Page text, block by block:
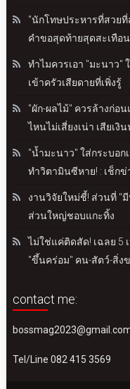
"นักโทษประหารที่สวยที่
คำขอสุดท้ายสุดสะเทือน
ทำไมควรเอา "มะนาว"
เข้าครัวเสียดายที่เพิ่งรู้
"ผัก-ผลไม้" ควรล้างก่อ
ไหนไม่เสี่ยงเน่า เสียเงิน
"น้ำมะนาว" ใส่กระบอ
ทำวิตามินซีหาย! : เช็กข่
งานวิจัยใหม่ชี้! ส่วนที่ "
ส่วนใหญ่ชอบแกะทิ้ง
ไม่ใช่แค่ติดสัด! เฉลย 5
"ขึ้นคร่อม" คน-สัตว์-สิ่ง
contact me:
Tel/Line 082 415 3569